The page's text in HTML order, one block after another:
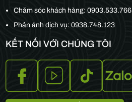
Chăm sóc khách hàng:0903.533.766
Phản ánh dịch vụ: 0938.748.123
KẾT NỐI VỚI CHÚNG TÔI